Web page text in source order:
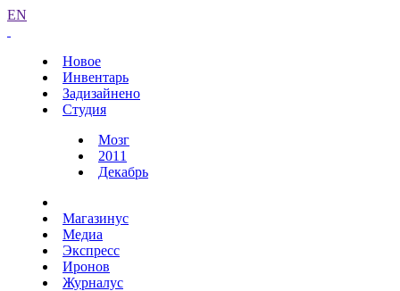
EN
Новое
Инвентарь
Задизайнено
Студия
Мозг
2011
Декабрь
Магазинус
Медиа
Экспресс
Иронов
Журналус